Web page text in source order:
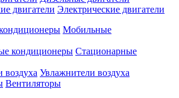
Электрические двигатели
Мобильные
Стационарные
Увлажнители воздуха
Вентиляторы